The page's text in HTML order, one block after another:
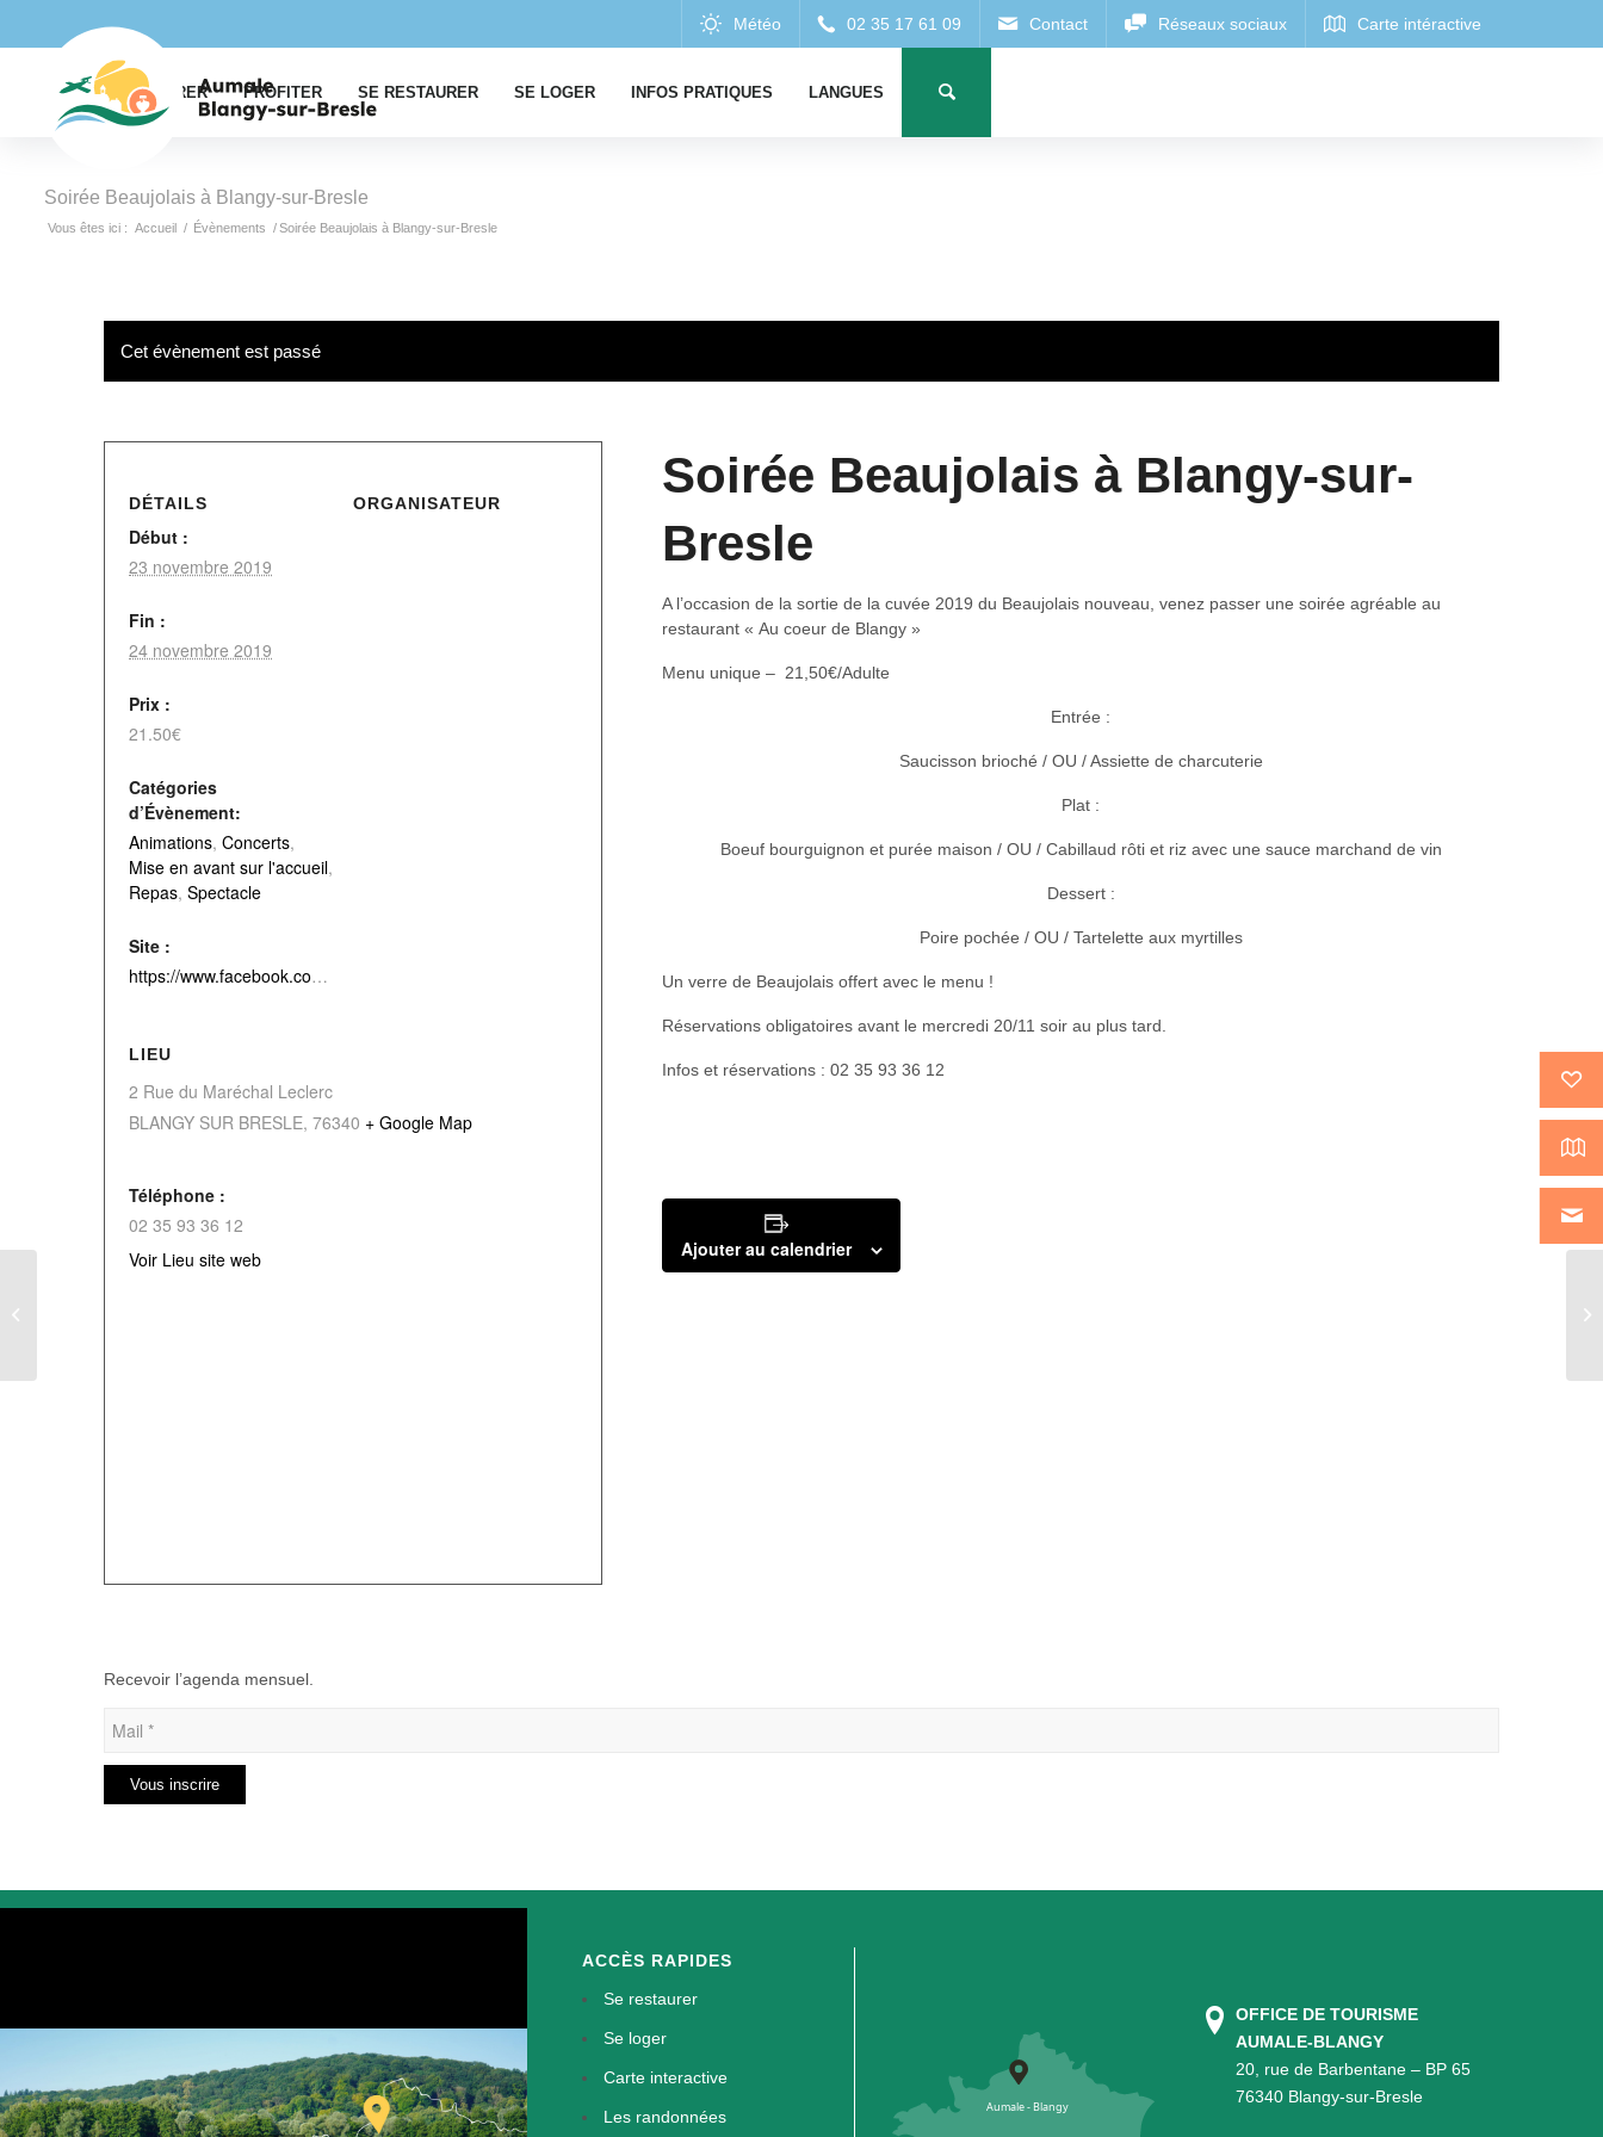
EXPLORER PROFITER SE RESTAURER SE LOGER INFOS PRATIQUES LANGUES
Soirée Beaujolais à Blangy-sur-Bresle
Vous êtes ici : Accueil / Évènements /Soirée Beaujolais à Blangy-sur-Bresle
Cet évènement est passé
Soirée Beaujolais à Blangy-sur-
Bresle
A l’occasion de la sortie de la cuvée 2019 du Beaujolais nouveau, venez passer une soirée agréable au
restaurant « Au coeur de Blangy »
Menu unique – 21,50€/Adulte
Entrée :
Saucisson brioché / OU / Assiette de charcuterie
Plat :
Boeuf bourguignon et purée maison / OU / Cabillaud rôti et riz avec une sauce marchand de vin
Dessert :
Poire pochée / OU / Tartelette aux myrtilles
Un verre de Beaujolais offert avec le menu !
Réservations obligatoires avant le mercredi 20/11 soir au plus tard.
Infos et réservations : 02 35 93 36 12
Ajouter au calendrier
DÉTAILS
Début :
23 novembre 2019
Fin :
24 novembre 2019
Prix :
21.50€
Catégories
d’Évènement:
Animations, Concerts,
Mise en avant sur l'accueil,
Repas, Spectacle
Site :
https://www.facebook.com/aucoeurdeblangy/
ORGANISATEUR
LIEU
2 Rue du Maréchal Leclerc
BLANGY SUR BRESLE, 76340 + Google Map
Téléphone :
02 35 93 36 12
Voir Lieu site web
Recevoir l’agenda mensuel.
ACCÈS RAPIDES
Se restaurer
Se loger
Carte interactive
Les randonnées
OFFICE DE TOURISME
AUMALE-BLANGY
20, rue de Barbentane – BP 65
76340 Blangy-sur-Bresle